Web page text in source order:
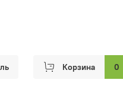
Корзина 0